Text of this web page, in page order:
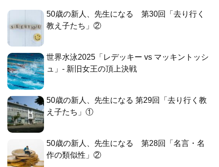
50歳の新人、先生になる 第30回「去り行く
教え子たち」②
世界水泳2025「レデッキー vs マッキントッシ
ュ」- 新旧女王の頂上決戦
50歳の新人、先生になる 第29回「去り行く教
え子たち」①
50歳の新人、先生になる 第28回「名言・名
作の類似性」②